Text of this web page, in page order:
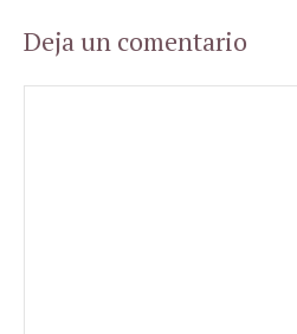
Deja un comentario